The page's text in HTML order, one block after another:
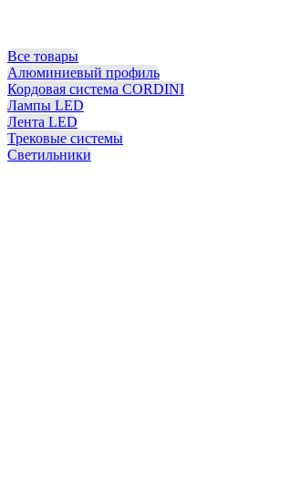
Все товары
Алюминиевый профиль
Кордовая система CORDINI
Лампы LED
Лента LED
Трековые системы
Светильники